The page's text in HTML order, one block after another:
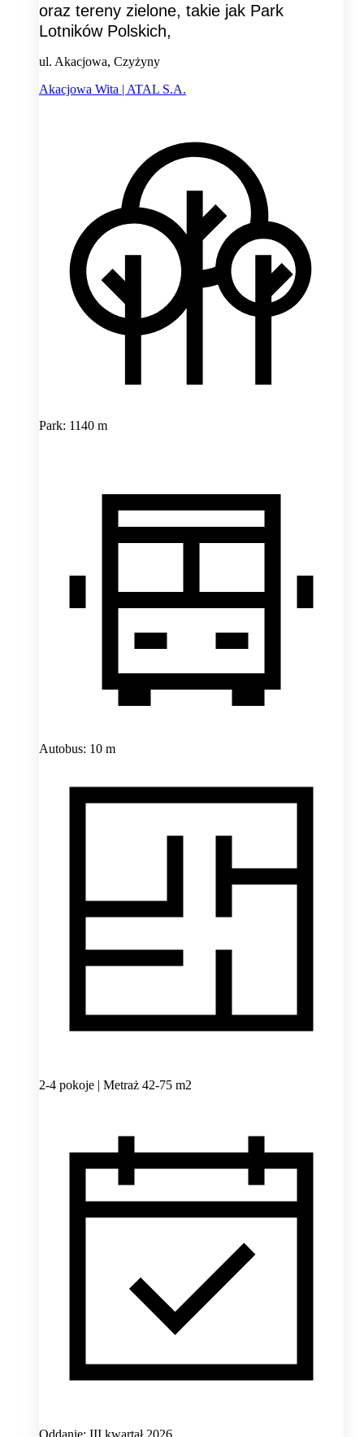
oraz tereny zielone, takie jak Park
Lotników Polskich,
ul. Akacjowa, Czyżyny
Akacjowa Wita | ATAL S.A.
Park: 1140 m
Autobus: 10 m
2-4 pokoje | Metraż 42-75 m2
Oddanie: III kwartał 2026